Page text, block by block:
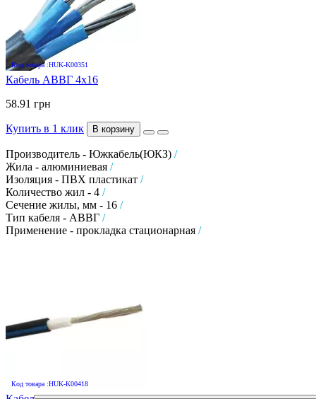
Код товара :HUK-K00351
Кабель АВВГ 4х16
58.91 грн
Купить в 1 клик В корзину
Производитель - Южкабель(ЮКЗ) /
Жила - алюминиевая /
Изоляция - ПВХ пластикат /
Количество жил - 4 /
Сечение жилы, мм - 16 /
Тип кабеля - АВВГ /
Применение - прокладка стационарная /
Код товара :HUK-K00418